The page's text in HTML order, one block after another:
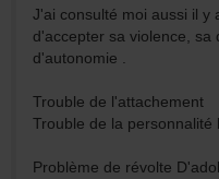
J'ai consulté moi aussi il y
d'accepter sa violence, sa
d'autonomie .
Trouble de l'attachement
Trouble de la personnalité
Problème de révolte